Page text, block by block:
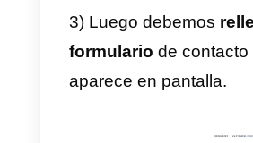
la calidad y
objetivos en el